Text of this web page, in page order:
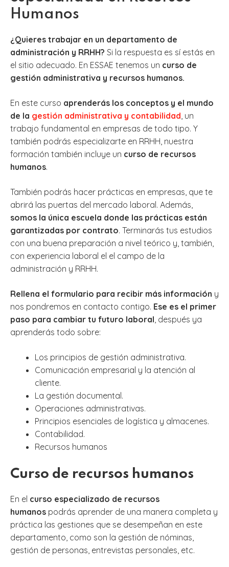
Humanos
¿Quieres trabajar en un departamento de
administración y RRHH? Si la respuesta es sí estás en
el sitio adecuado. En ESSAE tenemos un curso de
gestión administrativa y recursos humanos.
En este curso aprenderás los conceptos y el mundo
de la gestión administrativa y contabilidad, un
trabajo fundamental en empresas de todo tipo. Y
también podrás especializarte en RRHH, nuestra
formación también incluye un curso de recursos
humanos.
También podrás hacer prácticas en empresas, que te
abrirá las puertas del mercado laboral. Además,
somos la única escuela donde las prácticas están
garantizadas por contrato. Terminarás tus estudios
con una buena preparación a nivel teórico y, también,
con experiencia laboral el el campo de la
administración y RRHH.
Rellena el formulario para recibir más información y
nos pondremos en contacto contigo. Ese es el primer
paso para cambiar tu futuro laboral, después ya
aprenderás todo sobre:
Los principios de gestión administrativa.
Comunicación empresarial y la atención al
cliente.
La gestión documental.
Operaciones administrativas.
Principios esenciales de logística y almacenes.
Contabilidad.
Recursos humanos
Curso de recursos humanos
En el curso especializado de recursos
humanos podrás aprender de una manera completa y
práctica las gestiones que se desempeñan en este
departamento, como son la gestión de nóminas,
gestión de personas, entrevistas personales, etc.